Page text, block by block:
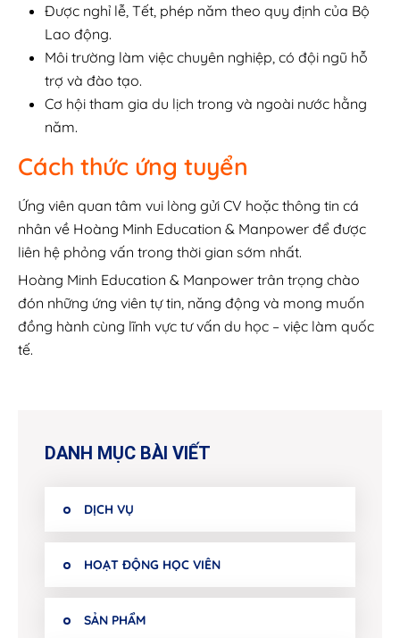
Được nghỉ lễ, Tết, phép năm theo quy định của Bộ
Lao động.
Môi trường làm việc chuyên nghiệp, có đội ngũ hỗ
trợ và đào tạo.
Cơ hội tham gia du lịch trong và ngoài nước hằng
năm.
Cách thức ứng tuyển
Ứng viên quan tâm vui lòng gửi CV hoặc thông tin cá
nhân về Hoàng Minh Education & Manpower để được
liên hệ phỏng vấn trong thời gian sớm nhất.
Hoàng Minh Education & Manpower trân trọng chào
đón những ứng viên tự tin, năng động và mong muốn
đồng hành cùng lĩnh vực tư vấn du học – việc làm quốc
tế.
DANH MỤC BÀI VIẾT
DỊCH VỤ
HOẠT ĐỘNG HỌC VIÊN
SẢN PHẨM